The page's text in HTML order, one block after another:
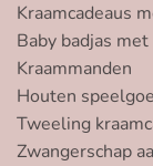
Kraamcadeaus
Baby badjas met
Kraammanden
Houten
Tweeling
Zwangerschap